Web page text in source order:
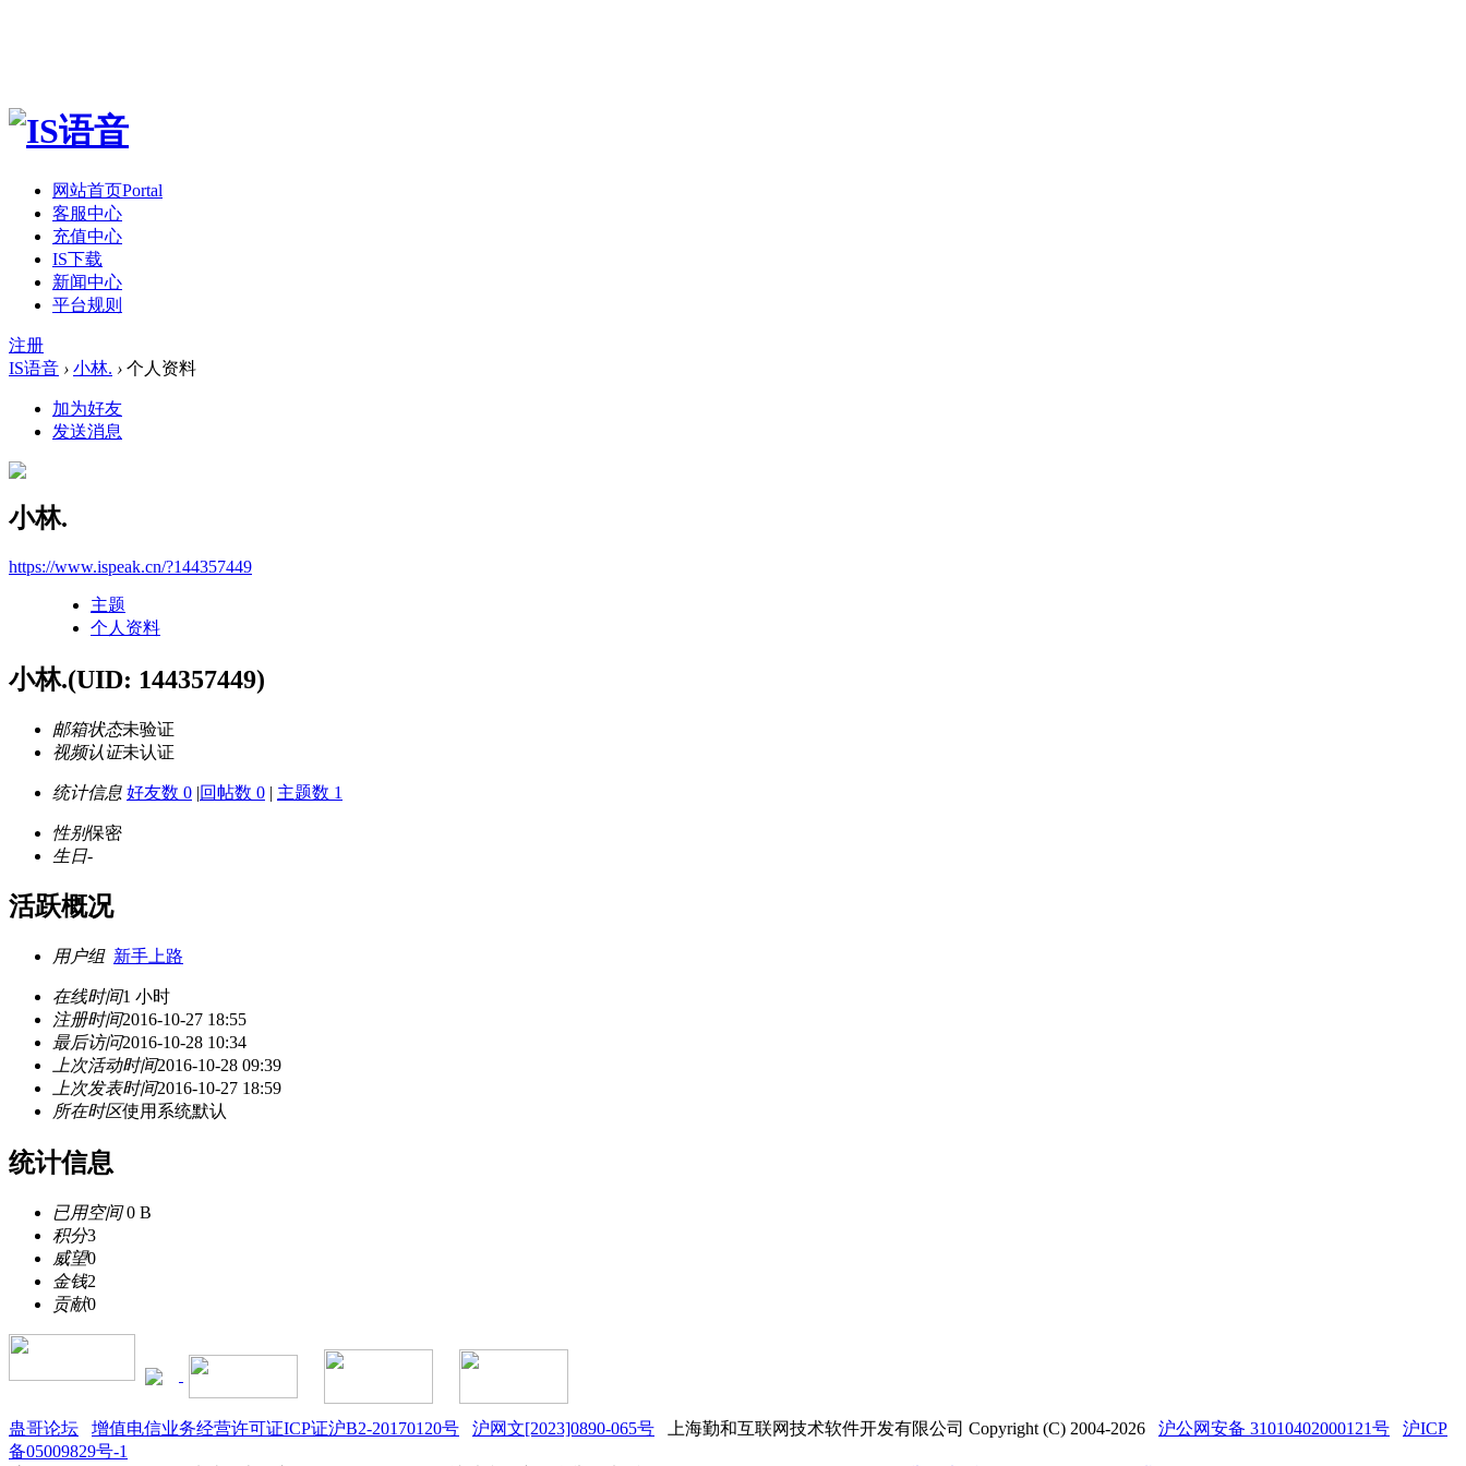
网站首页Portal
客服中心
充值中心
IS下载
新闻中心
平台规则
注册
IS语音 › 小林. › 个人资料
加为好友
发送消息
小林.
https://www.ispeak.cn/?144357449
主题
个人资料
小林.(UID: 144357449)
邮箱状态未验证
视频认证未认证
统计信息 好友数 0 |回帖数 0 | 主题数 1
性别保密
生日-
活跃概况
用户组 新手上路
在线时间1 小时
注册时间2016-10-27 18:55
最后访问2016-10-28 10:34
上次活动时间2016-10-28 09:39
上次发表时间2016-10-27 18:59
所在时区使用系统默认
统计信息
已用空间0 B
积分3
威望0
金钱2
贡献0
蛊哥论坛 增值电信业务经营许可证ICP证沪B2-20170120号 沪网文[2023]0890-065号 上海勤和互联网技术软件开发有限公司 Copyright (C) 2004-2026 沪公网安备 31010402000121号
沪ICP
备05009829号-1